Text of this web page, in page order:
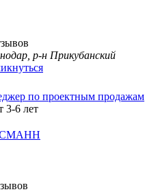
р-н Прикубанский
по проектным продажам
3-6 лет